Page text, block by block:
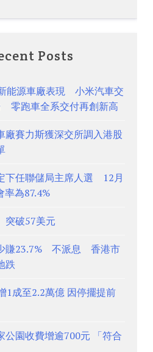
Posts
能源車廠表現 小米汽車交
零跑車全系交付再創新高
廠賽力斯獲深交所調入港股
下任聯儲局主席人選 12月
率為87.4%
破57美元
賺23.7% 不派息 香港市
跌
1成至2.2萬億 因停擺提前
公園收費增逾700元 「符合